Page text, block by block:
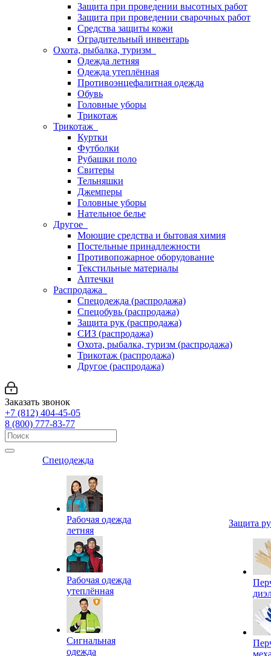
Защита при проведении высотных работ
Защита при проведении сварочных работ
Средства защиты кожи
Оградительный инвентарь
Охота, рыбалка, туризм
Одежда летняя
Одежда утеплённая
Противоэнцефалитная одежда
Обувь
Головные уборы
Трикотаж
Трикотаж
Куртки
Футболки
Рубашки поло
Свитеры
Тельняшки
Джемперы
Головные уборы
Нательное белье
Другое
Моющие средства и бытовая химия
Постельные принадлежности
Противопожарное оборудование
Текстильные материалы
Аптечки
Распродажа
Спецодежда (распродажа)
Спецобувь (распродажа)
Защита рук (распродажа)
СИЗ (распродажа)
Охота, рыбалка, туризм (распродажа)
Трикотаж (распродажа)
Другое (распродажа)
Заказать звонок
+7 (812) 404-45-05
8 (800) 777-83-77
Спецодежда
Рабочая одежда
летняя
Рабочая одежда
утеплённая
Сигнальная
одежда
Защита